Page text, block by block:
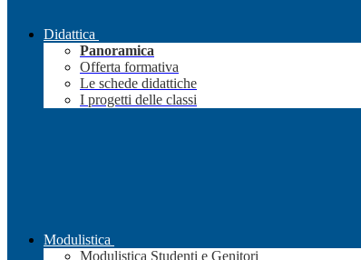
Didattica
Panoramica
Offerta formativa
Le schede didattiche
I progetti delle classi
Modulistica
Modulistica Studenti e Genitori